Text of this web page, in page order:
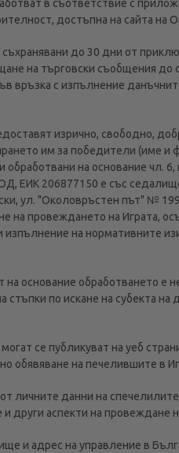
в съответствие с
достъпна на сайта на
до 30 дни от
на търговски съобщения до
връзка с изпълнение
изрично, свободно,
им за победители (име
на основание чл.
ЕИК 206877150 е със
ул. "Околовръстен път" №
на провеждането на Играта,
на нормативните
основание обработването е
по искане на субекта
се публикуват на уеб
обявяване на печелившите в
личните данни на
други аспекти на провеждане
и адрес на управление в